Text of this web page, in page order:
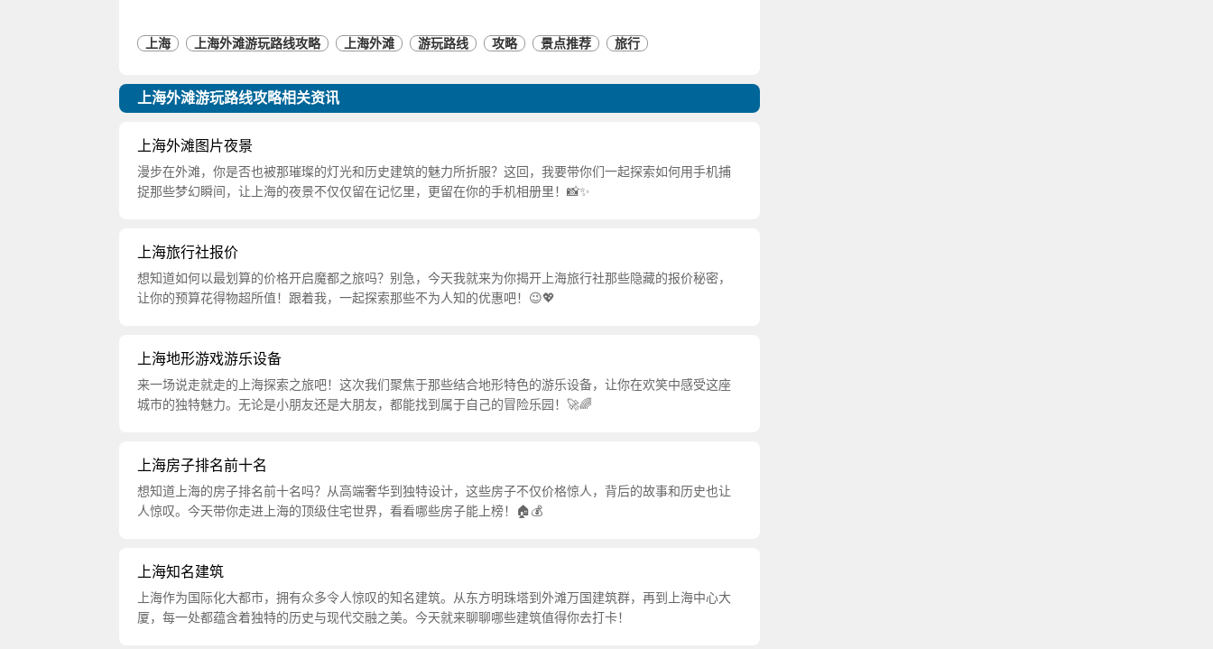
上海 上海外滩游玩路线攻略 上海外滩 游玩路线 攻略 景点推荐 旅行
上海外滩游玩路线攻略相关资讯
上海外滩图片夜景
漫步在外滩，你是否也被那璀璨的灯光和历史建筑的魅力所折服？这回，我要带你们一起探索如何用手机捕
捉那些梦幻瞬间，让上海的夜景不仅仅留在记忆里，更留在你的手机相册里！📸✨
上海旅行社报价
想知道如何以最划算的价格开启魔都之旅吗？别急，今天我就来为你揭开上海旅行社那些隐藏的报价秘密，
让你的预算花得物超所值！跟着我，一起探索那些不为人知的优惠吧！😉💖
上海地形游戏游乐设备
来一场说走就走的上海探索之旅吧！这次我们聚焦于那些结合地形特色的游乐设备，让你在欢笑中感受这座
城市的独特魅力。无论是小朋友还是大朋友，都能找到属于自己的冒险乐园！🚀🌈
上海房子排名前十名
想知道上海的房子排名前十名吗？从高端奢华到独特设计，这些房子不仅价格惊人，背后的故事和历史也让
人惊叹。今天带你走进上海的顶级住宅世界，看看哪些房子能上榜！🏠💰
上海知名建筑
上海作为国际化大都市，拥有众多令人惊叹的知名建筑。从东方明珠塔到外滩万国建筑群，再到上海中心大
厦，每一处都蕴含着独特的历史与现代交融之美。今天就来聊聊哪些建筑值得你去打卡！